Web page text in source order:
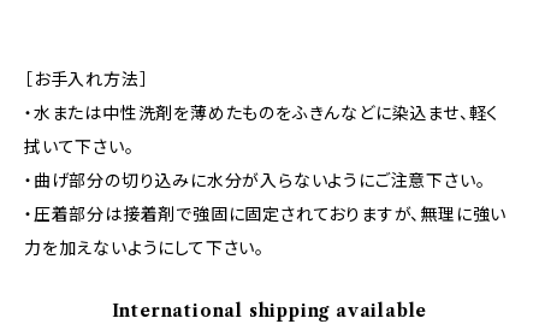
［お手入れ方法］
・水または中性洗剤を薄めたものをふきんなどに染込ませ、軽く
拭いて下さい。
・曲げ部分の切り込みに水分が入らないようにご注意下さい。
・圧着部分は接着剤で強固に固定されておりますが、無理に強い
力を加えないようにして下さい。
International shipping available